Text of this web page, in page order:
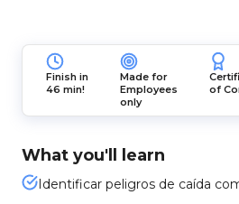
Finish in
46 min!
Made for
Employees
only
of
What you'll learn
Identificar peligros de caída